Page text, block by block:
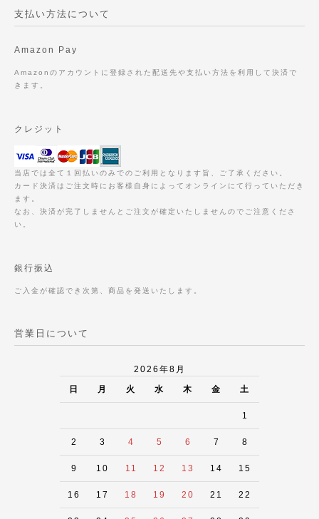
支払い方法について
Amazon Pay
Amazonのアカウントに登録された配送先や支払い方法を利用して決済で
きます。
クレジット
当店では全て１回払いのみでのご利用となります旨、ご了承ください。
カード決済はご注文時にお客様自身によってオンラインにて行っていただき
ます。
なお、決済が完了しませんとご注文が確定いたしませんのでご注意くださ
い。
銀行振込
ご入金が確認でき次第、商品を発送いたします。
営業日について
2026年8月
日 月 火 水 木 金 土
1
2 3 4 5 6 7 8
9 10 11 12 13 14 15
16 17 18 19 20 21 22